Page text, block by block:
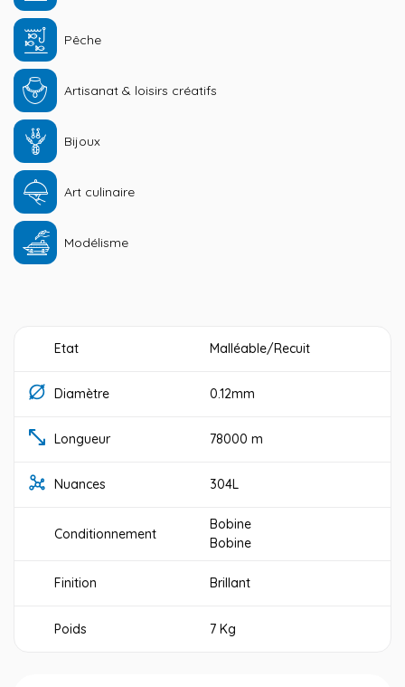
Pêche
Artisanat & loisirs créatifs
Bijoux
Art culinaire
Modélisme
Etat Malléable/Recuit
Diamètre 0.12mm
Longueur 78000 m
Nuances 304L
Conditionnement
Bobine
Bobine
Finition Brillant
Poids 7 Kg